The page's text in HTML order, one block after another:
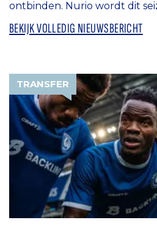
ontbinden. Nurio wordt dit
BEKIJK VOLLEDIG NIEUWSBERICHT
TRANSFER